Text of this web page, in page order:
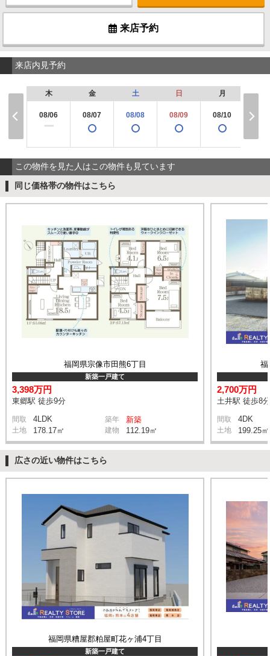
来店予約
来店内見予約
木
08/06
ー
金
08/07
土
08/08
日
08/09
月
08/10
この物件を見た人はこの物件も見ています
同じ価格帯の物件はこちら
福岡県宗像市田熊6丁目
新築一戸建て
3,398万円
東郷駅 徒歩9分
間取 4LDK 築年 新築
土地 178.17㎡ 建物 112.19㎡
福
2,700万円
土井駅 徒歩8分
間取 4DK
土地 199.25㎡
広さの近い物件はこちら
福岡県糟屋郡粕屋町花ヶ浦4丁目
新築一戸建て